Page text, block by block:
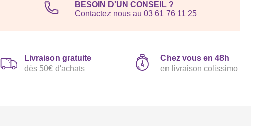
BESOIN D'UN CONSEIL ?
Contactez nous au 03 61 76 11 25
Livraison gratuite
dès 50€ d'achats
Chez vous en 48h
en livraison colissimo